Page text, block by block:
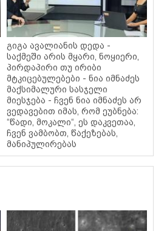
გიგა ავალიანის დედა -
საქმეში არის მყარი, ნოყიერი,
პირდაპირი თუ ირიბი
მტკიცებულებები - ნია იმნაძეს
მაქსიმალური სასჯელი
მიესჯება - ჩვენ ნია იმნაძეს არ
ვედავებით იმას, რომ ეუბნება:
“წადი, მოკალი“, ეს დაკვეთაა,
ჩვენ ვამბობთ, წაქეზებას,
მანიპულირებას